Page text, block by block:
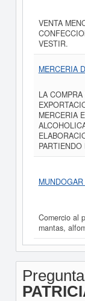
VENTA
VESTIR.
MERCERIA
LA
MERCERIA
PARTIENDO
Comercio al
mantas,